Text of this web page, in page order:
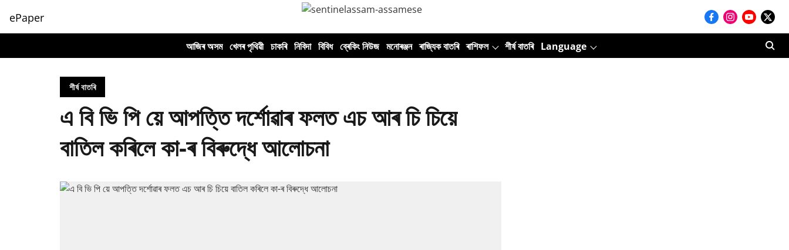
ePaper
আজিৰ অসম খেলৰ পৃথিৱী চাকৰি নিবিদা বিবিধ ব্ৰেকিং নিউজ মনোৰঞ্জন ৰাজ্যিক বাতৰি ৰাশিফল শীৰ্ষ বাতৰি Language
শীৰ্ষ বাতৰি
এ বি ভি পি য়ে আপত্তি দৰ্শোৱাৰ ফলত এচ আৰ চি চিয়ে
বাতিল কৰিলে কা-ৰ বিৰুদ্ধে আলোচনা